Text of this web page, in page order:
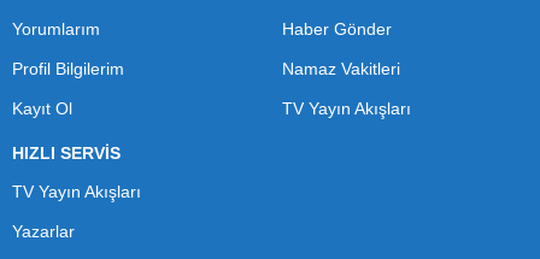
Yorumlarım
Profil Bilgilerim
Kayıt Ol
Haber Gönder
Namaz Vakitleri
TV Yayın Akışları
HIZLI SERVİS
TV Yayın Akışları
Yazarlar